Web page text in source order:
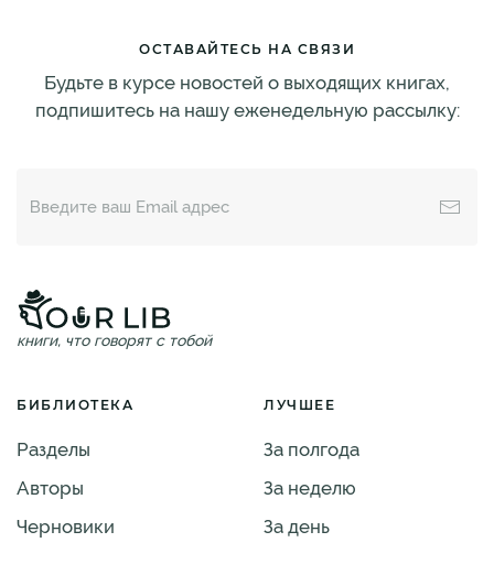
ОСТАВАЙТЕСЬ НА СВЯЗИ
Будьте в курсе новостей о выходящих книгах,
подпишитесь на нашу еженедельную рассылку:
книги, что говорят с тобой
БИБЛИОТЕКА
Разделы
Авторы
Черновики
ЛУЧШЕЕ
За полгода
За неделю
За день